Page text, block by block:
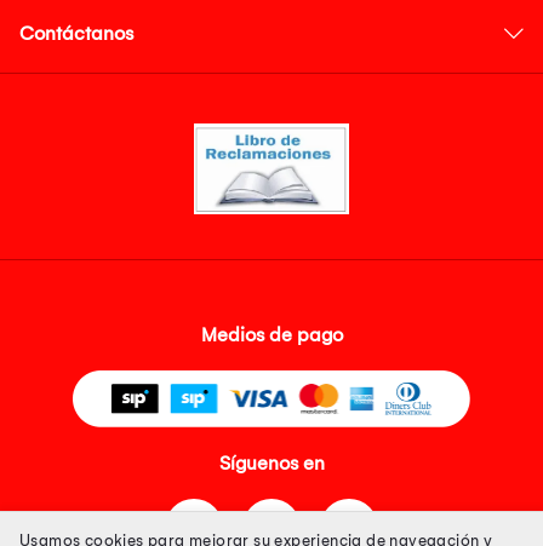
Contáctanos
Medios de pago
Síguenos en
Usamos cookies para mejorar su experiencia de navegación y